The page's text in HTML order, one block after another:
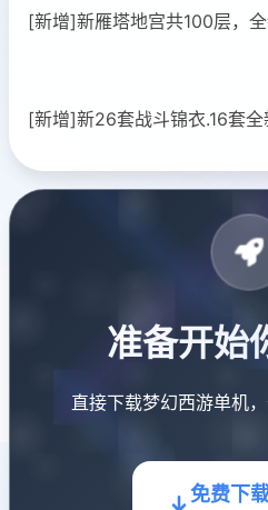
[新增]新雁塔地宫共100层，全
[新增]新26套战斗锦衣.16套全
准备开始
直接下载梦幻西游单机
免费下